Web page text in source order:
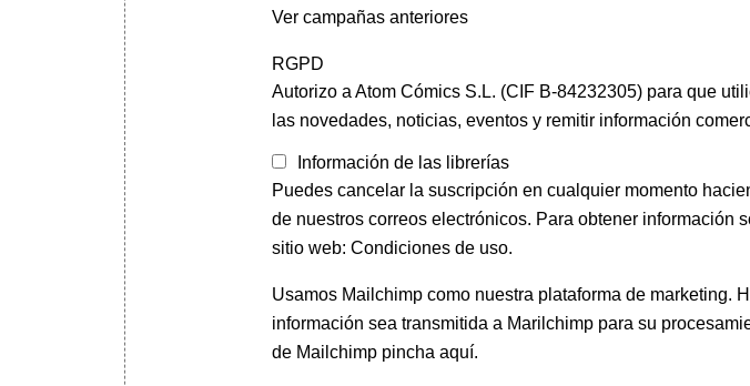
Ver campañas anteriores
RGPD
Autorizo a Atom Cómics S.L. (CIF B-84232305) para que
las novedades, noticias, eventos y remitir información
Información de las librerías
Puedes cancelar la suscripción en cualquier momento
de nuestros correos electrónicos. Para obtener información
sitio web: Condiciones de uso.
Usamos Mailchimp como nuestra plataforma de marketing.
información sea transmitida a Marilchimp para su
de Mailchimp pincha aquí.